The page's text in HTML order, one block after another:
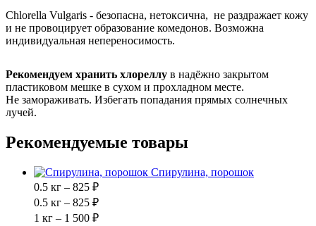
Chlorella Vulgaris - безопасна, нетоксична, не раздражает кожу
и не провоцирует образование комедонов. Возможна
индивидуальная непереносимость.
Рекомендуем хранить хлореллу в надёжно закрытом
пластиковом мешке в сухом и прохладном месте.
Не замораживать. Избегать попадания прямых солнечных
лучей.
Рекомендуемые товары
Спирулина, порошок
0.5 кг – 825 ₽
0.5 кг – 825 ₽
1 кг – 1 500 ₽